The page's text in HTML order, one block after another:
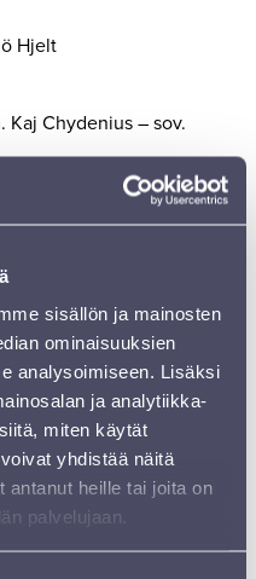
sisällön ja mainosten
ominaisuuksien
analysoimiseen. Lisäksi
ja analytiikka-
miten käytät
yhdistää näitä
antanut heille tai joita on
palvelujaan.
Hjelt
Kaj Chydenius – sov.
Jarkko Riihimäki
Kasurinen
Hjelt
Chydenius ja Risto